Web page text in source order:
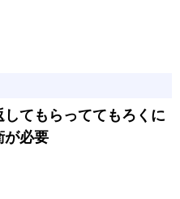
てもらっててもろくに
が必要